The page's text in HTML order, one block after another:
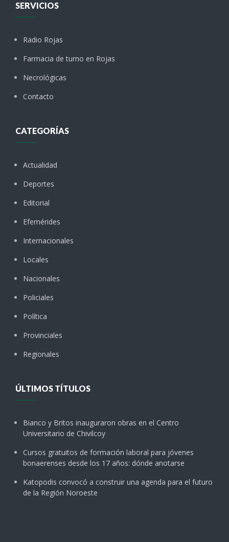
SERVICIOS
Radio Rojas
Farmacia de turno en Rojas
Necrológicas
Contacto
CATEGORÍAS
Actualidad
Deportes
Editorial
Efemérides
Internacionales
Locales
Nacionales
Policiales
Política
Provinciales
Regionales
ÚLTIMOS TÍTULOS
Bianco y Britos inauguraron obras en el Centro
Universitario de Chivilcoy
Cursos gratuitos de formación laboral para jóvenes
bonaerenses desde los 17 años: dónde anotarse
Katopodis convocó a construir una agenda para el futuro
de la Región Noroeste